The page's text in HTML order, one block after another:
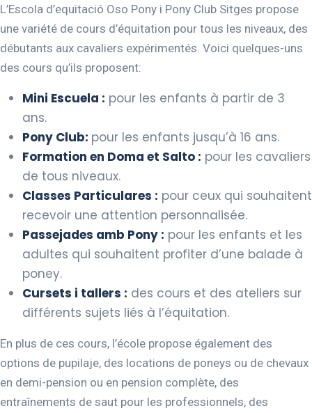
L’Escola d’equitació Oso Pony i Pony Club Sitges propose
une variété de cours d’équitation pour tous les niveaux, des
débutants aux cavaliers expérimentés. Voici quelques-uns
des cours qu’ils proposent:
Mini Escuela : pour les enfants à partir de 3
ans.
Pony Club: pour les enfants jusqu’à 16 ans.
Formation en Doma et Salto : pour les cavaliers
de tous niveaux.
Classes Particulares : pour ceux qui souhaitent
recevoir une attention personnalisée.
Passejades amb Pony : pour les enfants et les
adultes qui souhaitent profiter d’une balade à
poney.
Cursets i tallers : des cours et des ateliers sur
différents sujets liés à l’équitation.
En plus de ces cours, l’école propose également des
options de pupilaje, des locations de poneys ou de chevaux
en demi-pension ou en pension complète, des
entraînements de saut pour les professionnels, des